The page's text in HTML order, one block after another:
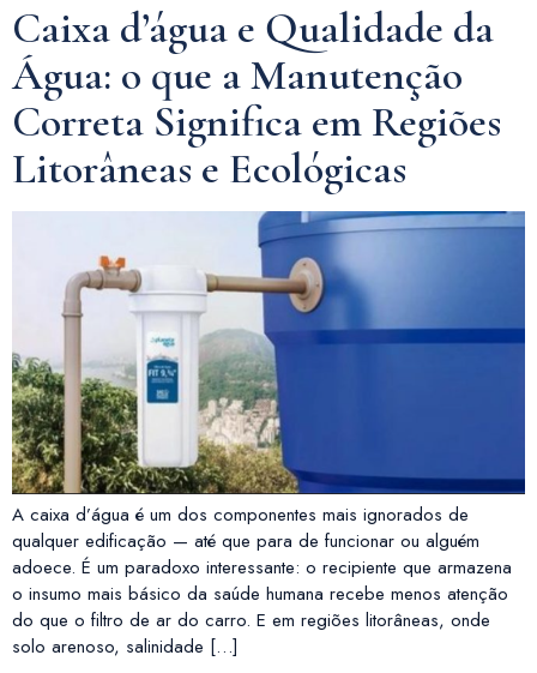
Caixa d’água e Qualidade da
Água: o que a Manutenção
Correta Significa em Regiões
Litorâneas e Ecológicas
A caixa d’água é um dos componentes mais ignorados de
qualquer edificação — até que para de funcionar ou alguém
adoece. É um paradoxo interessante: o recipiente que armazena
o insumo mais básico da saúde humana recebe menos atenção
do que o filtro de ar do carro. E em regiões litorâneas, onde
solo arenoso, salinidade […]